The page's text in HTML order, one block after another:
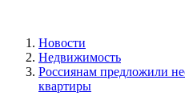
Новости
Недвижимость
Россиянам предложили
квартиры